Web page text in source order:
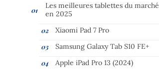
Les meilleures tablettes du marché
en 2025
Xiaomi Pad 7 Pro
Samsung Galaxy Tab S10 FE+
Apple iPad Pro 13 (2024)